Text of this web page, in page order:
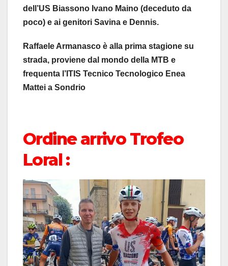
dell’US Biassono Ivano Maino (deceduto da
poco) e ai genitori Savina e Dennis.
Raffaele Armanasco è alla prima stagione su
strada, proviene dal mondo della MTB e
frequenta l’ITIS Tecnico Tecnologico Enea
Mattei a Sondrio
Ordine arrivo Trofeo
Loral :